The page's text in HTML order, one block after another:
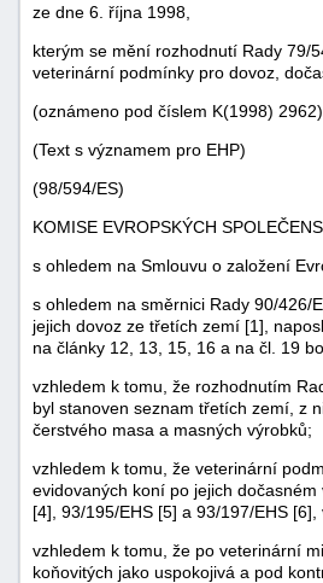
ze dne 6. října 1998,
kterým se mění rozhodnutí Rady 79/
veterinární podmínky pro dovoz,
(oznámeno pod číslem K(1998) 2962)
(Text s významem pro EHP)
(98/594/ES)
KOMISE EVROPSKÝCH
s ohledem na Smlouvu o založení
s ohledem na směrnici Rady 90/426/
jejich dovoz ze třetích zemí [1],
na články 12, 13, 15, 16 a na čl. 19
vzhledem k tomu, že rozhodnutím
byl stanoven seznam třetích zemí, z
čerstvého masa a masných výrobků;
vzhledem k tomu, že veterinární
evidovaných koní po jejich
[4], 93/195/EHS [5] a 93/197/EHS
vzhledem k tomu, že po veterinární
koňovitých jako uspokojivá a pod